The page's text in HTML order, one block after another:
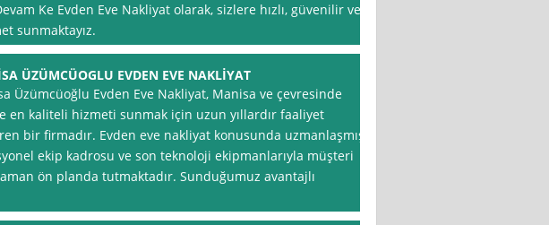
Ke Evden Eve Nakliyat olarak, sizlere hızlı, güvenilir ve
sunmaktayız.
ÜZÜMCÜOGLU EVDEN EVE NAKLİYAT
Üzümcüoğlu Evden Eve Nakliyat, Manisa ve çevresinde
en kaliteli hizmeti sunmak için uzun yıllardır faaliyet
bir firmadır. Evden eve nakliyat konusunda uzmanlaşmış
ekip kadrosu ve son teknoloji ekipmanlarıyla müşteri
ön planda tutmaktadır. Sunduğumuz avantajlı